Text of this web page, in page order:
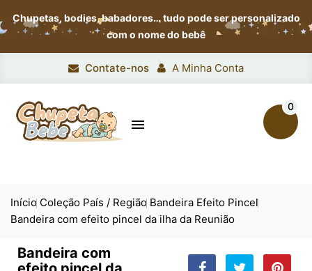
Chupetas, bodies, babadores…tudo pode ser personalizado
com o nome do bebê
Contate-nos A Minha Conta

0
Início Coleção País / Região Bandeira Efeito Pincel
Bandeira com efeito pincel da ilha da Reunião
Bandeira com